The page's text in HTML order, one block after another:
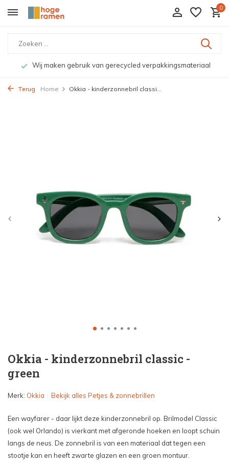
0
Wij maken gebruik van gerecycled verpakkingsmateriaal
Terug Home Okkia - kinderzonnebril classi...
Okkia - kinderzonnebril classic -
green
Merk: Okkia Bekijk alles Petjes & zonnebrillen
Een wayfarer - daar lijkt deze kinderzonnebril op. Brilmodel Classic
(ook wel Orlando) is vierkant met afgeronde hoeken en loopt schuin
langs de neus. De zonnebril is van een materiaal dat tegen een
stootje kan en heeft zwarte glazen en een groen montuur.